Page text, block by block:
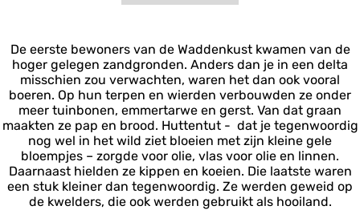
De eerste bewoners van de Waddenkust kwamen van de
hoger gelegen zandgronden. Anders dan je in een delta
misschien zou verwachten, waren het dan ook vooral
boeren. Op hun terpen en wierden verbouwden ze onder
meer tuinbonen, emmertarwe en gerst. Van dat graan
maakten ze pap en brood. Huttentut - dat je tegenwoordig
nog wel in het wild ziet bloeien met zijn kleine gele
bloempjes – zorgde voor olie, vlas voor olie en linnen.
Daarnaast hielden ze kippen en koeien. Die laatste waren
een stuk kleiner dan tegenwoordig. Ze werden geweid op
de kwelders, die ook werden gebruikt als hooiland.